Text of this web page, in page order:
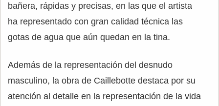
bañera, rápidas y precisas, en las que el artista
ha representado con gran calidad técnica las
gotas de agua que aún quedan en la tina.
Además de la representación del desnudo
masculino, la obra de Caillebotte destaca por su
atención al detalle en la representación de la vida